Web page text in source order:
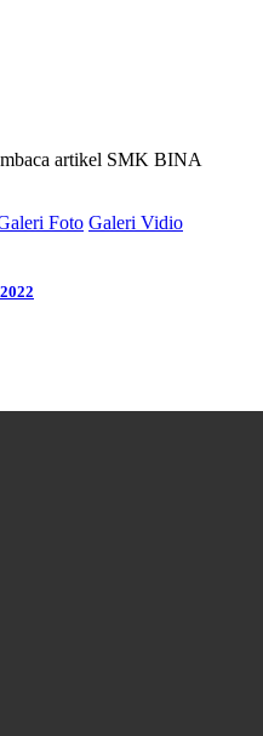
artikel SMK BINA
Foto Galeri Vidio